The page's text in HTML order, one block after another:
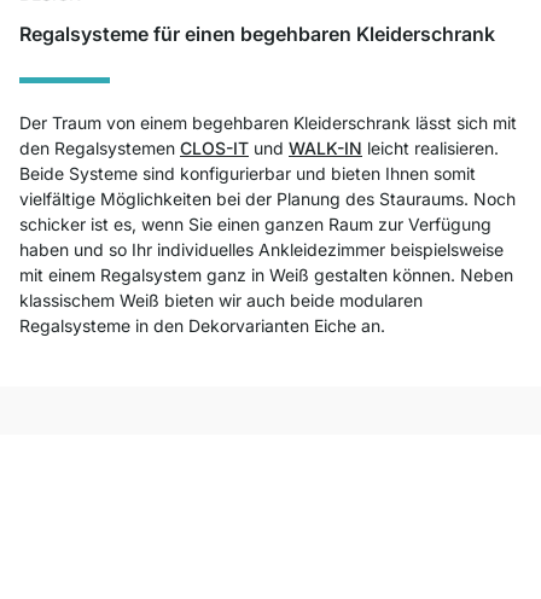
Regalsysteme für einen begehbaren Kleiderschrank
Der Traum von einem begehbaren Kleiderschrank lässt sich mit
den Regalsystemen CLOS-IT und WALK-IN leicht realisieren.
Beide Systeme sind konfigurierbar und bieten Ihnen somit
vielfältige Möglichkeiten bei der Planung des Stauraums. Noch
schicker ist es, wenn Sie einen ganzen Raum zur Verfügung
haben und so Ihr individuelles Ankleidezimmer beispielsweise
mit einem Regalsystem ganz in Weiß gestalten können. Neben
klassischem Weiß bieten wir auch beide modularen
Regalsysteme in den Dekorvarianten Eiche an.